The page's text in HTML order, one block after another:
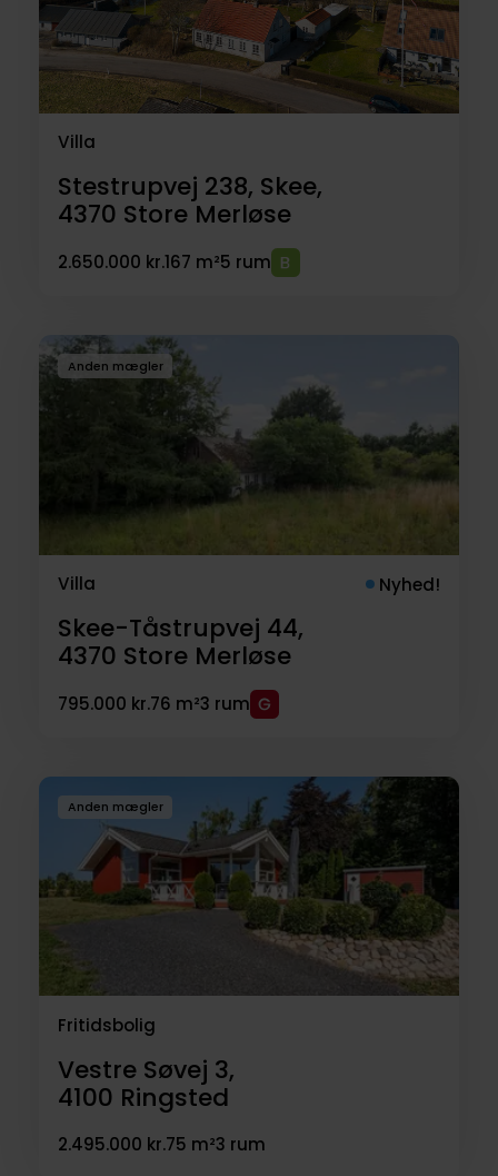
Villa
Stestrupvej 238, Skee,
4370 Store Merløse
2.650.000 kr.167 m²5 rum
Anden mægler
Villa Nyhed!
Skee-Tåstrupvej 44,
4370 Store Merløse
795.000 kr.76 m²3 rum
Anden mægler
Fritidsbolig
Vestre Søvej 3,
4100 Ringsted
2.495.000 kr.75 m²3 rum